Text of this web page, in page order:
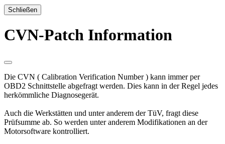
Schließen
CVN-Patch Information
Die CVN ( Calibration Verification Number ) kann immer per
OBD2 Schnittstelle abgefragt werden. Dies kann in der Regel jedes
herkömmliche Diagnosegerät.
Auch die Werkstätten und unter anderem der TüV, fragt diese
Prüfsumme ab. So werden unter anderem Modifikationen an der
Motorsoftware kontrolliert.